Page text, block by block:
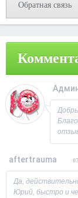
Обратная связь
рад
С
aftertrauma
Да,
Юрий, быстро и